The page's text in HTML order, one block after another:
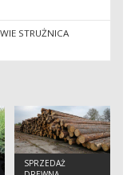
STRUŻNICA
SPRZEDAŻ